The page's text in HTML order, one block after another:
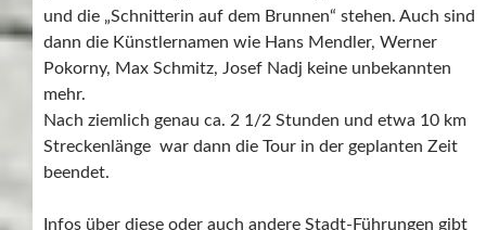
und die „Schnitterin auf dem Brunnen“ stehen. Auch sind
dann die Künstlernamen wie Hans Mendler, Werner
Pokorny, Max Schmitz, Josef Nadj keine unbekannten
mehr.
Nach ziemlich genau ca. 2 1/2 Stunden und etwa 10 km
Streckenlänge war dann die Tour in der geplanten Zeit
beendet.
Infos über diese oder auch andere Stadt-Führungen gibt